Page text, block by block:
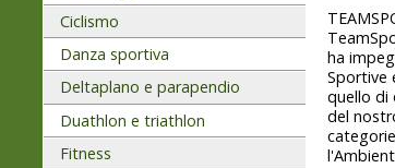
Ciclismo
Danza sportiva
Deltaplano e parapendio
Duathlon e triathlon
Fitness
ha
Sportive
quello di
del